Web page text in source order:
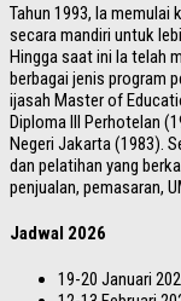
Tahun 1993, Ia
secara mandiri untuk
Hingga saat ini Ia telah
berbagai jenis program
ijasah Master of
Diploma III Perhotelan
Negeri Jakarta (1983).
dan pelatihan yang
penjualan, pemasaran,
Jadwal 2026
19-20 Januari